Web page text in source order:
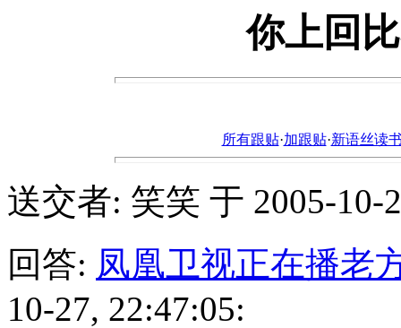
你上回
所有跟贴·加跟贴·新语丝读
送交者: 笑笑 于 2005-10-
回答: 凤凰卫视正在播老
10-27, 22:47:05: